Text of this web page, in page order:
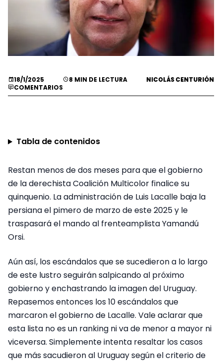
18/1/2025 8 MIN DE LECTURA
NICOLÁS CENTURIÓN
COMENTARIOS
Tabla de contenidos
Restan menos de dos meses para que el gobierno
de la derechista Coalición Multicolor finalice su
quinquenio. La administración de Luis Lacalle baja la
persiana el pimero de marzo de este 2025 y le
traspasará el mando al frenteamplista Yamandú
Orsi.
Aún así, los escándalos que se sucedieron a lo largo
de este lustro seguirán salpicando al próximo
gobierno y enchastrando la imagen del Uruguay.
Repasemos entonces los 10 escándalos que
marcaron el gobierno de Lacalle. Vale aclarar que
esta lista no es un ranking ni va de menor a mayor ni
viceversa. Simplemente intenta resaltar los casos
que más sacudieron al Uruguay según el criterio de